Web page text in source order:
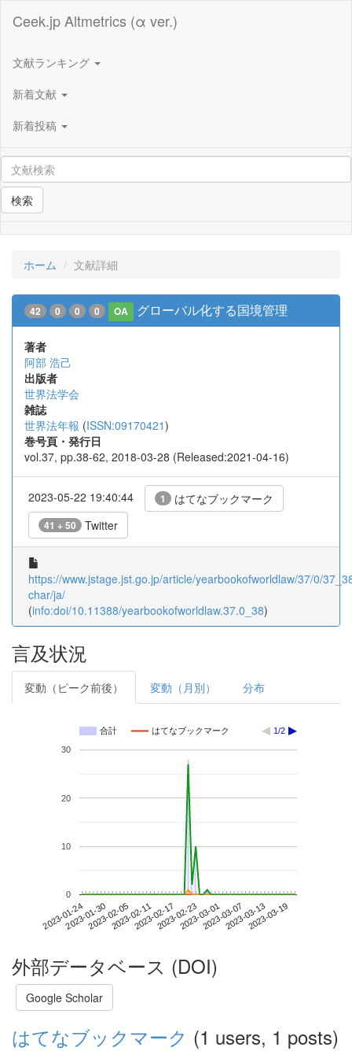
Ceek.jp Altmetrics (α ver.)
文献ランキング
新着文献
新着投稿
検索
ホーム 文献詳細
42 0 0 0 OA グローバル化する国境管理
著者
阿部 浩己
出版者
世界法学会
雑誌
世界法年報 (ISSN:09170421)
巻号頁・発行日
vol.37, pp.38-62, 2018-03-28 (Released:2021-04-16)
2023-05-22 19:40:44 1 はてなブックマーク
41 + 50 Twitter
https://www.jstage.jst.go.jp/article/yearbookofworldlaw/37/0/
char/ja/
(info:doi/10.11388/yearbookofworldlaw.37.0_38)
言及状況
変動（ピーク前後） 変動（月別） 分布
合計 はてなブックマーク 1/2
2023-01-242023-01-302023-02-052023-02-112023-02-172023-02-232023-03-012023-03-072023-03-132023-03-19
0
10
20
30
外部データベース (DOI)
Google Scholar
はてなブックマーク (1 users, 1 posts)